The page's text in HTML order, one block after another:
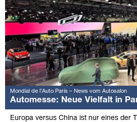
Mondial de l’Auto Paris – News vom Autosalon
Automesse: Neue Vielfalt in
Europa versus China ist nur eines der